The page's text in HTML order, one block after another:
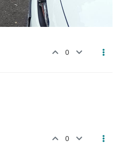
0
0